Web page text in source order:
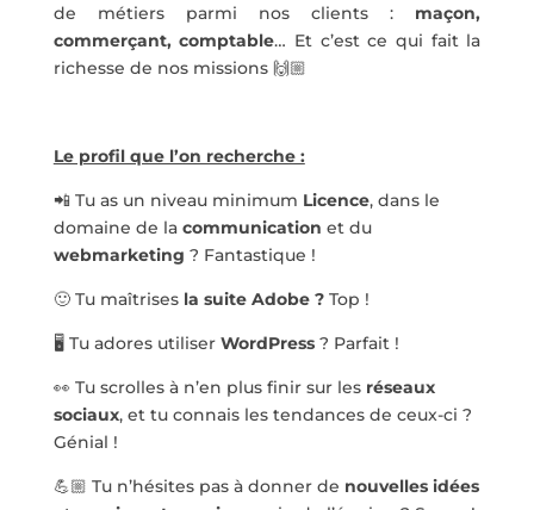
de métiers parmi nos clients : maçon,
commerçant, comptable… Et c’est ce qui fait la
richesse de nos missions 🙌🏼
Le profil que l’on recherche :
📲 Tu as un niveau minimum Licence, dans le
domaine de la communication et du
webmarketing ? Fantastique !
🙂 Tu maîtrises la suite Adobe ? Top !
🖥️ Tu adores utiliser WordPress? Parfait !
👀 Tu scrolles à n’en plus finir sur les réseaux
sociaux, et tu connais les tendances de ceux-ci ?
Génial !
💪🏼 Tu n’hésites pas à donner de nouvelles idées